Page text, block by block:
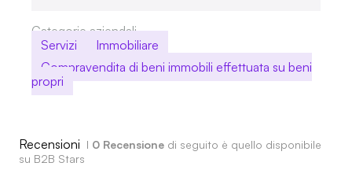
Categorie aziendali
Servizi
Immobiliare
Compravendita di beni immobili effettuata su beni
propri
Recensioni I 0 Recensione di seguito è quello disponibile
su B2B Stars